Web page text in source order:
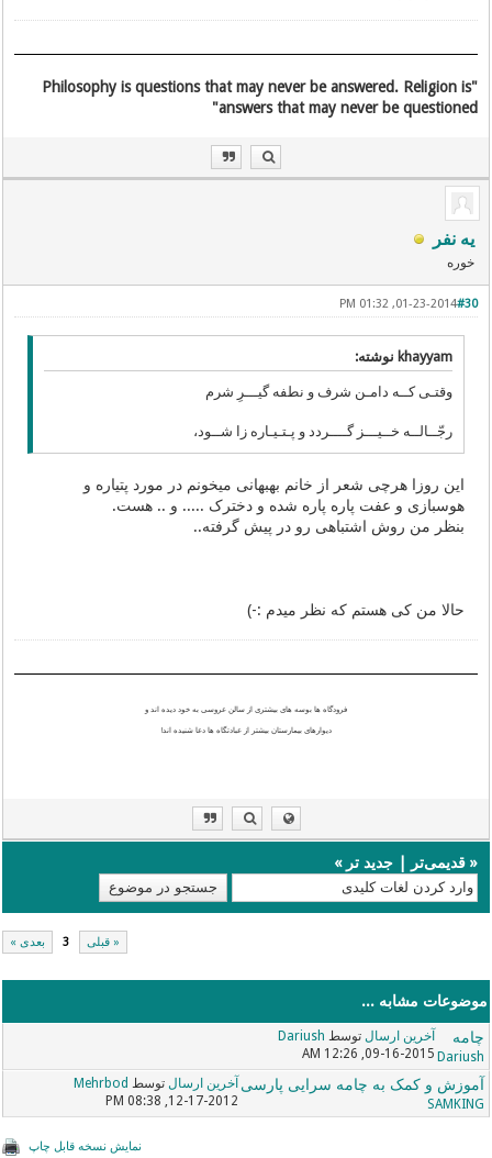
"Philosophy is questions that may never be answered. Religion is
answers that may never be questioned"
یه نفر
خوره
#30
01-23-2014, 01:32 PM
khayyam نوشته:
وقتـی کــه دامـن شرف و نطفه گیـــرِ شرم
رجّــالــه خــیـــز گــــردد و پـتـیـاره زا شــود،
این روزا هرچی شعر از خانم بهبهانی میخونم در مورد پتیاره و
هوسبازی و عفت پاره پاره شده و دخترک ..... و .. هست.
بنظر من روش اشتباهی رو در پیش گرفته..
حالا من کی هستم که نظر میدم :-)
فرودگاه ها بوسه های بیشتری از سالن عروسی به خود دیده اند و
دیوارهای بیمارستان بیشتر از عبادتگاه ها دعا شنیده اند!
«قدیمی‌تر |جدید تر »
« قبلی 3 بعدی »
موضوعات مشابه ...
چامه
Dariush
آخرین ارسال توسط Dariush
09-16-2015, 12:26 AM
آموزش و کمک به چامه سرایی پارسی
SAMKING
آخرین ارسال توسط Mehrbod
12-17-2012, 08:38 PM
نمایش نسخه قابل چاپ